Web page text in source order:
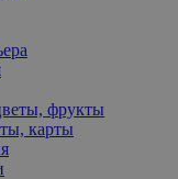
фрукты
карты